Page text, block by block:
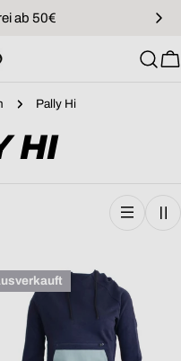
ab 50€
Pally Hi
HI